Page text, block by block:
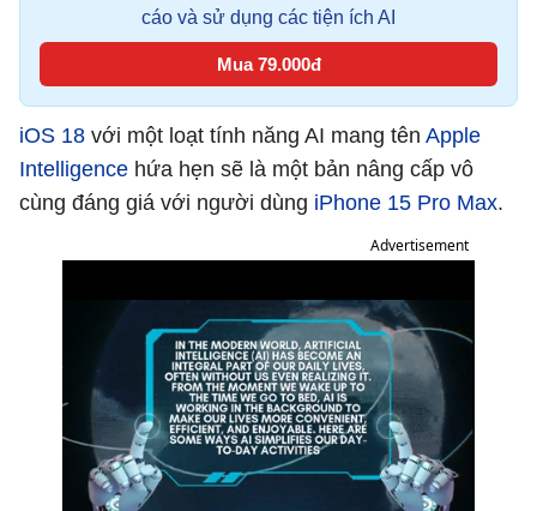
cáo và sử dụng các tiện ích AI
Mua 79.000đ
iOS 18 với một loạt tính năng AI mang tên Apple
Intelligence hứa hẹn sẽ là một bản nâng cấp vô
cùng đáng giá với người dùng iPhone 15 Pro Max.
Advertisement